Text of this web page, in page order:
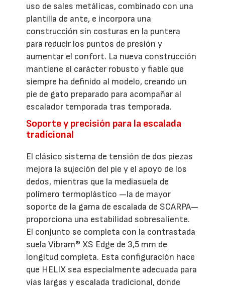
uso de sales metálicas, combinado con una
plantilla de ante, e incorpora una
construcción sin costuras en la puntera
para reducir los puntos de presión y
aumentar el confort. La nueva construcción
mantiene el carácter robusto y fiable que
siempre ha definido al modelo, creando un
pie de gato preparado para acompañar al
escalador temporada tras temporada.
Soporte y precisión para la escalada
tradicional
El clásico sistema de tensión de dos piezas
mejora la sujeción del pie y el apoyo de los
dedos, mientras que la mediasuela de
polímero termoplástico —la de mayor
soporte de la gama de escalada de SCARPA—
proporciona una estabilidad sobresaliente.
El conjunto se completa con la contrastada
suela Vibram® XS Edge de 3,5 mm de
longitud completa. Esta configuración hace
que HELIX sea especialmente adecuada para
vías largas y escalada tradicional, donde